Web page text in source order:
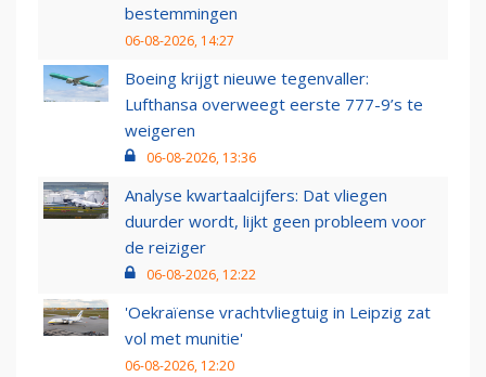
bestemmingen
06-08-2026, 14:27
Boeing krijgt nieuwe tegenvaller:
Lufthansa overweegt eerste 777-9’s te
weigeren
06-08-2026, 13:36
Analyse kwartaalcijfers: Dat vliegen
duurder wordt, lijkt geen probleem voor
de reiziger
06-08-2026, 12:22
'Oekraïense vrachtvliegtuig in Leipzig zat
vol met munitie'
06-08-2026, 12:20